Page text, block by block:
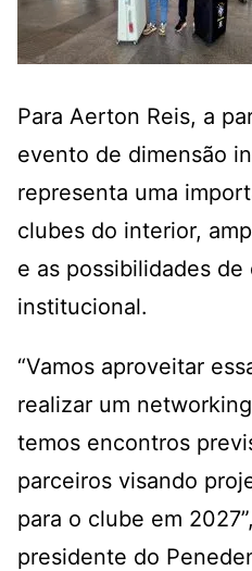
Para Aerton Reis, a
evento de dimensão
representa uma
clubes do interior,
e as possibilidades
institucional.
“Vamos aproveitar
realizar um
temos encontros
parceiros visando
para o clube em
presidente do